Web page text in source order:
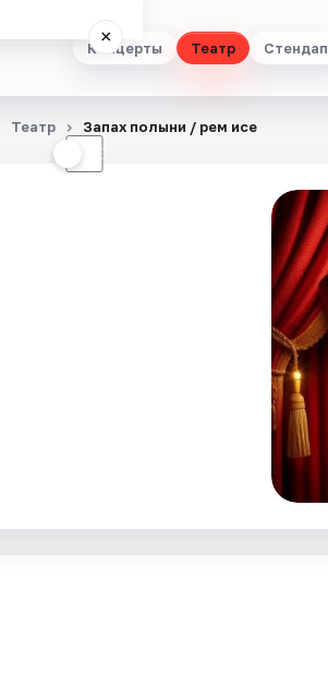
Концерты Театр Стендап
×
☾
Театр Запах полыни / Әрем исе